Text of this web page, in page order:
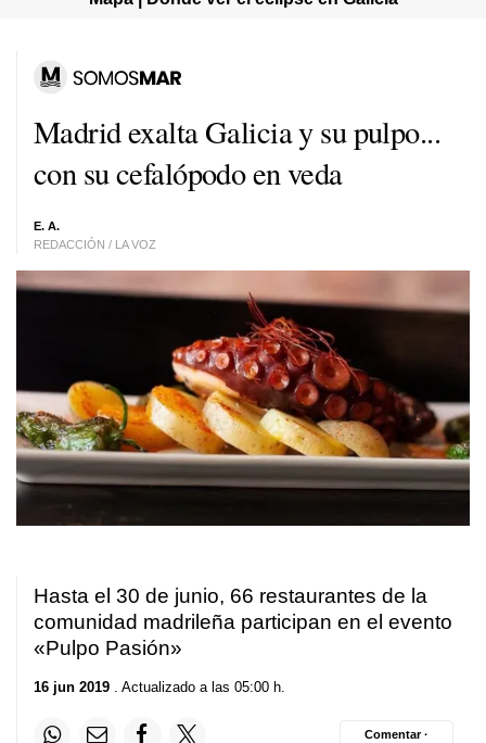
Madrid exalta Galicia y su pulpo...
con su cefalópodo en veda
E. A.
REDACCIÓN / LA VOZ
Hasta el 30 de junio, 66 restaurantes de la
comunidad madrileña participan en el evento
«Pulpo Pasión»
16 jun 2019 . Actualizado a las 05:00 h.
Comentar ·